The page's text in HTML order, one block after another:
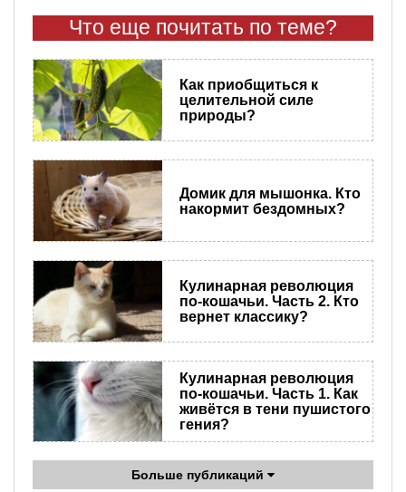
Что еще почитать по теме?
Как приобщиться к
целительной силе
природы?
Домик для мышонка. Кто
накормит бездомных?
Кулинарная революция
по-кошачьи. Часть 2. Кто
вернет классику?
Кулинарная революция
по-кошачьи. Часть 1. Как
живётся в тени пушистого
гения?
Больше публикаций